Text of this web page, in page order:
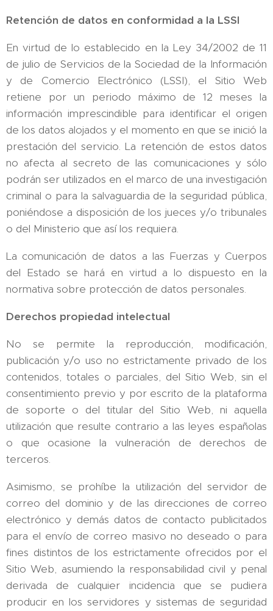
Retención de datos en conformidad a la LSSI
En virtud de lo establecido en la Ley 34/2002 de 11
de julio de Servicios de la Sociedad de la Información
y de Comercio Electrónico (LSSI), el Sitio Web
retiene por un periodo máximo de 12 meses la
información imprescindible para identificar el origen
de los datos alojados y el momento en que se inició la
prestación del servicio. La retención de estos datos
no afecta al secreto de las comunicaciones y sólo
podrán ser utilizados en el marco de una investigación
criminal o para la salvaguardia de la seguridad pública,
poniéndose a disposición de los jueces y/o tribunales
o del Ministerio que así los requiera.
La comunicación de datos a las Fuerzas y Cuerpos
del Estado se hará en virtud a lo dispuesto en la
normativa sobre protección de datos personales.
Derechos propiedad intelectual
No se permite la reproducción, modificación,
publicación y/o uso no estrictamente privado de los
contenidos, totales o parciales, del Sitio Web, sin el
consentimiento previo y por escrito de la plataforma
de soporte o del titular del Sitio Web, ni aquella
utilización que resulte contrario a las leyes españolas
o que ocasione la vulneración de derechos de
terceros.
Asimismo, se prohíbe la utilización del servidor de
correo del dominio y de las direcciones de correo
electrónico y demás datos de contacto publicitados
para el envío de correo masivo no deseado o para
fines distintos de los estrictamente ofrecidos por el
Sitio Web, asumiendo la responsabilidad civil y penal
derivada de cualquier incidencia que se pudiera
producir en los servidores y sistemas de seguridad